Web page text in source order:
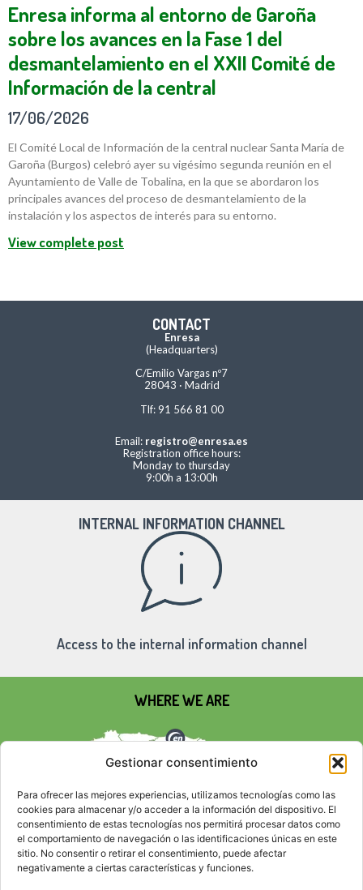
Gestionar consentimiento
Para ofrecer las mejores experiencias, utilizamos tecnologías como las
cookies para almacenar y/o acceder a la información del dispositivo. El
consentimiento de estas tecnologías nos permitirá procesar datos como
el comportamiento de navegación o las identificaciones únicas en este
sitio. No consentir o retirar el consentimiento, puede afectar
negativamente a ciertas características y funciones.
Enresa informa al entorno de Garoña
sobre los avances en la Fase 1 del
desmantelamiento en el XXII Comité de
Información de la central
17/06/2026
El Comité Local de Información de la central nuclear Santa María de
Garoña (Burgos) celebró ayer su vigésimo segunda reunión en el
Ayuntamiento de Valle de Tobalina, en la que se abordaron los
principales avances del proceso de desmantelamiento de la
instalación y los aspectos de interés para su entorno.
View complete post
CONTACT
Enresa
(Headquarters)
C/Emilio Vargas nº7
28043 · Madrid
Tlf: 91 566 81 00
Email: registro@enresa.es
Registration office hours:
Monday to thursday
9:00h a 13:00h
INTERNAL INFORMATION CHANNEL
Access to the internal information channel
WHERE WE ARE